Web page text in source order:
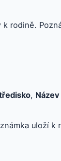
rodině.
, Název
uloží k